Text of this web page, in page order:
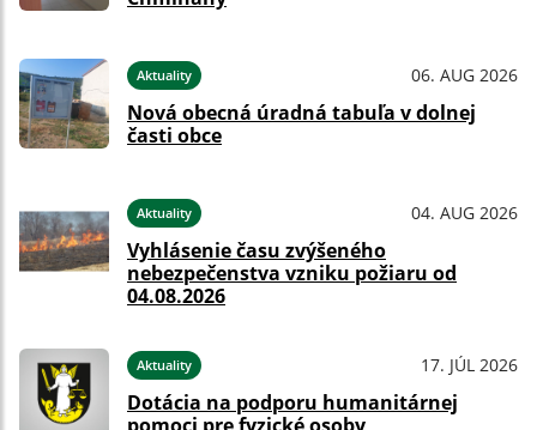
Aktuality 06. AUG 2026
Nová obecná úradná tabuľa v dolnej
časti obce
Aktuality 04. AUG 2026
Vyhlásenie času zvýšeného
nebezpečenstva vzniku požiaru od
04.08.2026
Aktuality 17. JÚL 2026
Dotácia na podporu humanitárnej